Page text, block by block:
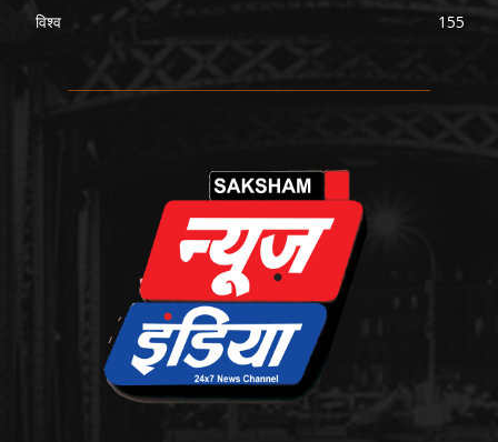
विश्व
155